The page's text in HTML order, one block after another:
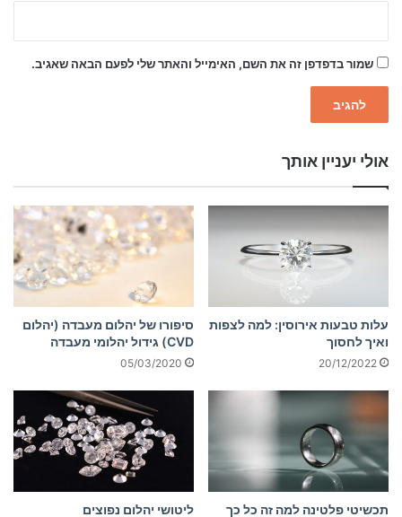
שמור בדפדפן זה את השם, האימייל והאתר שלי לפעם הבאה שאגיב.
אולי יעניין אותך
עלות טבעות אירוסין: למה לצפות
ואיך לחסוך
20/12/2022
סיפורו של יהלום מעבדה (יהלום
CVD) גידול יהלומי מעבדה
05/03/2020
תכשיטי פלטינה למה זה כל כך ליטושי יהלום נפוצים